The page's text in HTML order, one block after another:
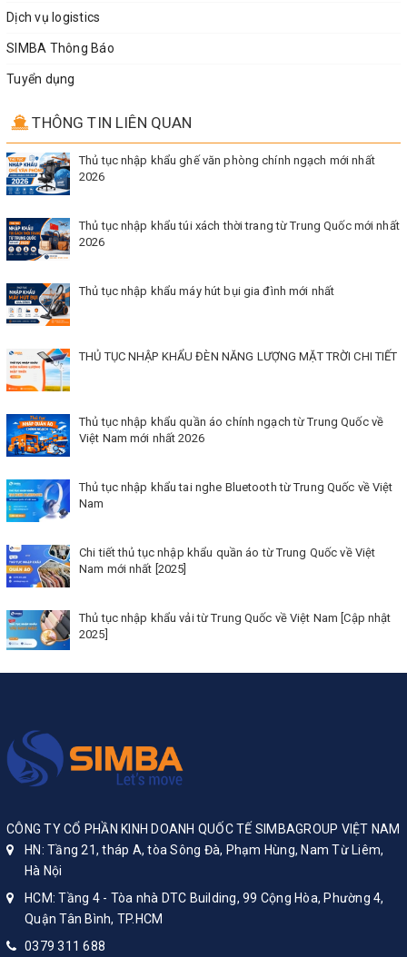
Dịch vụ logistics
SIMBA Thông Báo
Tuyển dụng
THÔNG TIN LIÊN QUAN
Thủ tục nhập khẩu ghế văn phòng chính ngạch mới nhất
2026
Thủ tục nhập khẩu túi xách thời trang từ Trung Quốc mới nhất
2026
Thủ tục nhập khẩu máy hút bụi gia đình mới nhất
THỦ TỤC NHẬP KHẨU ĐÈN NĂNG LƯỢNG MẶT TRỜI CHI TIẾT
Thủ tục nhập khẩu quần áo chính ngạch từ Trung Quốc về
Việt Nam mới nhất 2026
Thủ tục nhập khẩu tai nghe Bluetooth từ Trung Quốc về Việt
Nam
Chi tiết thủ tục nhập khẩu quần áo từ Trung Quốc về Việt
Nam mới nhất [2025]
Thủ tục nhập khẩu vải từ Trung Quốc về Việt Nam [Cập nhật
2025]
CÔNG TY CỔ PHẦN KINH DOANH QUỐC TẾ SIMBAGROUP VIỆT NAM
HN: Tầng 21, tháp A, tòa Sông Đà, Phạm Hùng, Nam Từ Liêm,
Hà Nội
HCM: Tầng 4 - Tòa nhà DTC Building, 99 Cộng Hòa, Phường 4,
Quận Tân Bình, TP.HCM
0379 311 688